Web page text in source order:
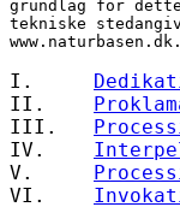
grundlag for
tekniske
I.
II.
III.
IV.
V.
VI.